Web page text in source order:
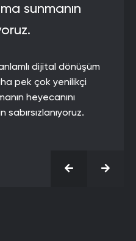
sunmanın
dijital dönüşüm
pek çok yenilikçi
heyecanını